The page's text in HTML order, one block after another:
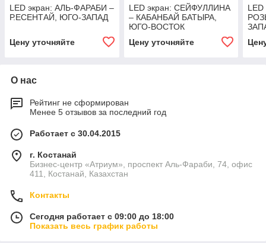
LED экран: АЛЬ-ФАРАБИ –
Р.ЕСЕНТАЙ, ЮГО-ЗАПАД
Цену уточняйте
LED экран: СЕЙФУЛЛИНА
– КАБАНБАЙ БАТЫРА,
ЮГО-ВОСТОК
Цену уточняйте
О нас
Рейтинг не сформирован
Менее 5 отзывов за последний год
Работает с 30.04.2015
г. Костанай
Бизнес-центр «Атриум», проспект Аль-Фараби, 74, офис
411, Костанай, Казахстан
Контакты
Сегодня работает с 09:00 до 18:00
Показать весь график работы